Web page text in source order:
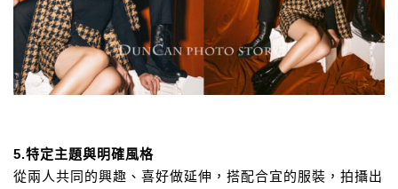
5.特定主題與明確風格
從兩人共同的興趣、喜好做延伸，搭配合宜的服裝， 拍攝出